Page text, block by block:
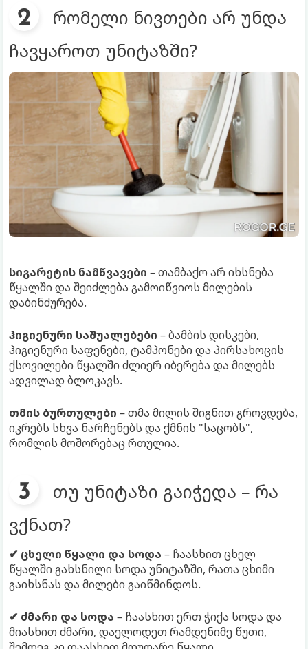
რომელი ნივთები არ უნდა
ჩავყაროთ უნიტაზში?
სიგარეტის ნამწვავები – თამბაქო არ იხსნება
წყალში და შეიძლება გამოიწვიოს მილების
დაბინძურება.
ჰიგიენური საშუალებები – ბამბის დისკები,
ჰიგიენური საფენები, ტამპონები და პირსახოცის
ქსოვილები წყალში ძლიერ იბერება და მილებს
ადვილად ბლოკავს.
თმის ბურთულები – თმა მილის შიგნით გროვდება,
იკრებს სხვა ნარჩენებს და ქმნის "საცობს",
რომლის მოშორებაც რთულია.
თუ უნიტაზი გაიჭედა – რა
ვქნათ?
✔ ცხელი წყალი და სოდა – ჩაასხით ცხელ
წყალში გახსნილი სოდა უნიტაზში, რათა ცხიმი
გაიხსნას და მილები გაიწმინდოს.
✔ ძმარი და სოდა – ჩაასხით ერთ ჭიქა სოდა და
მიასხით ძმარი, დაელოდეთ რამდენიმე წუთი,